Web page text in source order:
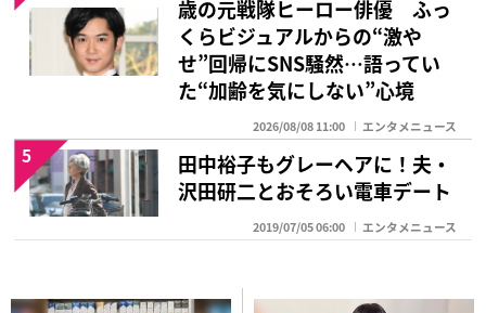
歳の元戦隊ヒーロー俳優 ふっ
くらビジュアルからの“激や
せ”回帰にSNS騒然…語ってい
た“加齢を気にしない”心境
2026/08/08 11:00 エンタメニュース
田中裕子もグレーヘアに！夫・
沢田研二とおそろい電車デート
2019/07/05 06:00 エンタメニュース
5